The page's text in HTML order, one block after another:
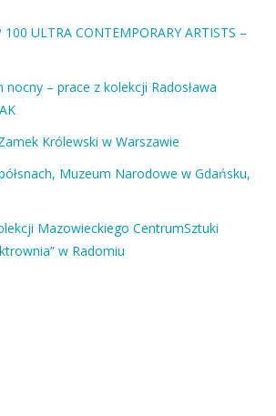
ULTRA CONTEMPORARY ARTISTS –
– prace z kolekcji Radosława
Królewski w Warszawie
Muzeum Narodowe w Gdańsku,
Mazowieckiego CentrumSztuki
w Radomiu